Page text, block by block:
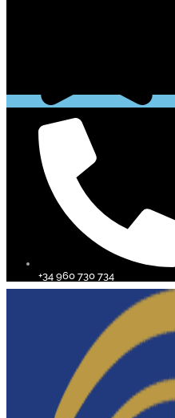
+34 960 730 734